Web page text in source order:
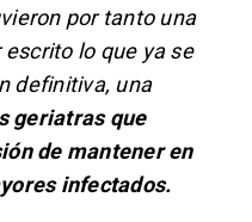
por tanto una
lo que ya se
definitiva, una
geriatras que
de mantener en
infectados.